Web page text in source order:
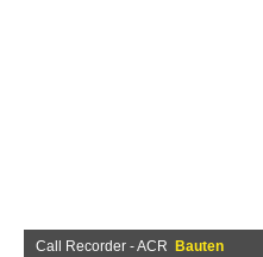
Call Recorder - ACR Bauten